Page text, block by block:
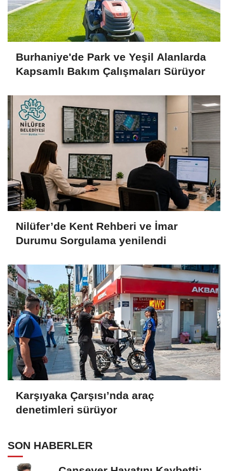
Burhaniye'de Park ve Yeşil Alanlarda
Kapsamlı Bakım Çalışmaları Sürüyor
Nilüfer’de Kent Rehberi ve İmar
Durumu Sorgulama yenilendi
Karşıyaka Çarşısı’nda araç
denetimleri sürüyor
SON HABERLER